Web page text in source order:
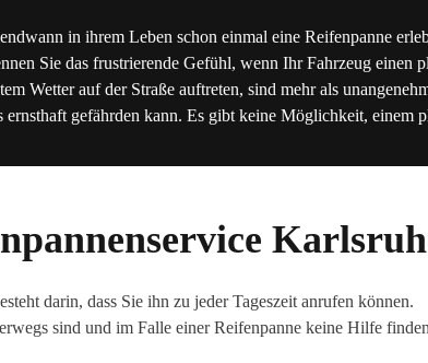
in ihrem Leben schon einmal eine Reifenpanne
Sie das frustrierende Gefühl, wenn Ihr Fahrzeug einen
Wetter auf der Straße auftreten, sind mehr als
ernsthaft gefährden kann. Es gibt keine Möglichkeit, einem
darin, dass Sie ihn zu jeder Tageszeit anrufen können.
sind und im Falle einer Reifenpanne keine Hilfe